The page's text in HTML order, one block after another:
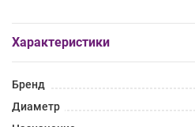
Характеристики
Бренд
Диаметр